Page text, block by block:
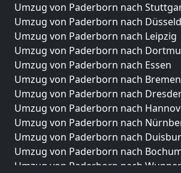
Umzug von Paderborn nach
Umzug von Paderborn nach
Umzug von Paderborn nach Leipzig
Umzug von Paderborn nach
Umzug von Paderborn nach Essen
Umzug von Paderborn nach Bremen
Umzug von Paderborn nach
Umzug von Paderborn nach
Umzug von Paderborn nach
Umzug von Paderborn nach
Umzug von Paderborn nach
Umzug von Paderborn nach